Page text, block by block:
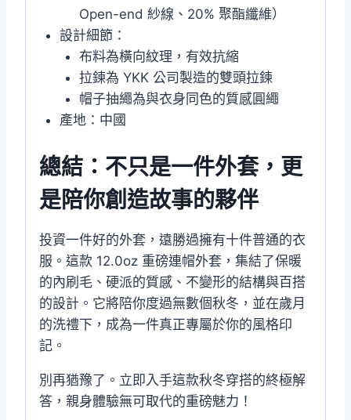
Open-end 紗線、20% 聚酯纖維）
設計細節：
布料為橫向紋理，有效抗縮
拉鍊為 YKK 公司製造的雙頭拉鍊
帽子抽繩為與衣身同色的質感圓繩
產地：中國
總結：不只是一件外套，更
是陪你創造故事的夥伴
投資一件好的外套，遠勝過擁有十件普通的衣
服。這款 12.0oz 重磅連帽外套，集結了保暖
的內刷毛、硬派的質感、不變形的結構與百搭
的設計。它將陪你度過無數個秋冬，並在歲月
的洗禮下，成為一件真正專屬於你的風格印
記。
別再猶豫了。立即入手這款秋冬穿搭的終極解
答，親身體驗無可取代的重磅魅力！